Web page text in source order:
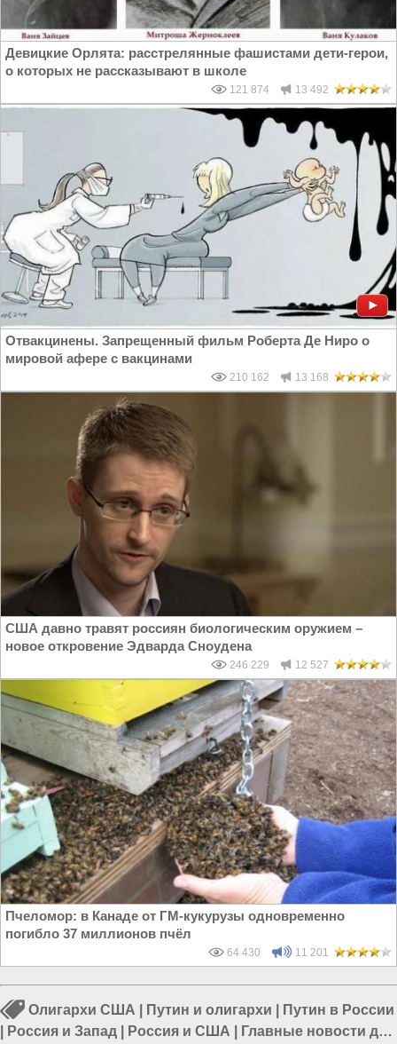
Девицкие Орлята: расстрелянные фашистами дети-герои,
о которых не рассказывают в школе
121 874 13 492
Отвакцинены. Запрещенный фильм Роберта Де Ниро о
мировой афере с вакцинами
210 162 13 168
США давно травят россиян биологическим оружием –
новое откровение Эдварда Сноудена
246 229 12 527
Пчеломор: в Канаде от ГМ-кукурузы одновременно
погибло 37 миллионов пчёл
64 430 11 201
Олигархи США Путин и олигархи
Путин в России
Россия и Запад Россия и США Главные новости дня